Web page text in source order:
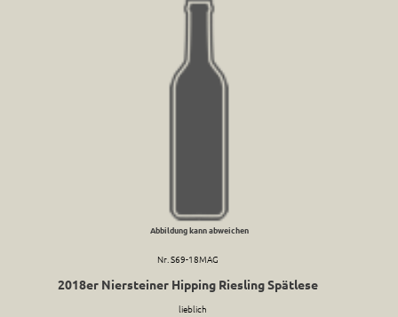
Abbildung kann abweichen
Nr. S69-18MAG
2018er Niersteiner Hipping Riesling Spätlese
lieblich